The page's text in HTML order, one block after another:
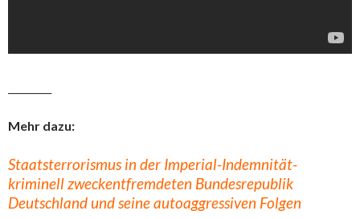
Mehr dazu:
Staatsterrorismus in der Imperial-Indemnität-
kriminell zweckentfremdeten Bundesrepublik
Deutschland und seine autoaggressiven Folgen